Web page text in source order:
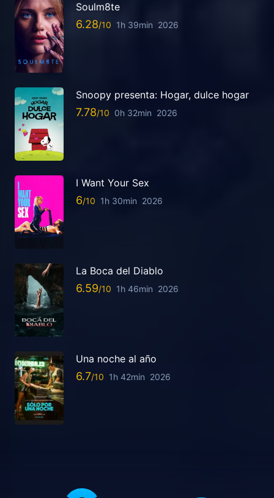
Soulm8te
6.28 1h 39min 2026
Snoopy presenta: Hogar, dulce hogar
7.78 0h 32min 2026
I Want Your Sex
6 1h 30min 2026
La Boca del Diablo
6.59 1h 46min 2026
Una noche al año
6.7 1h 42min 2026